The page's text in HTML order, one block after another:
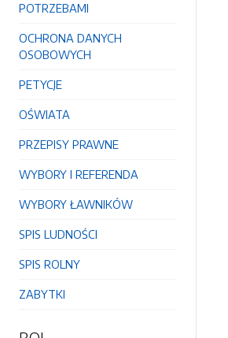
POTRZEBAMI
OCHRONA DANYCH
OSOBOWYCH
PETYCJE
OŚWIATA
PRZEPISY PRAWNE
WYBORY I REFERENDA
WYBORY ŁAWNIKÓW
SPIS LUDNOŚCI
SPIS ROLNY
ZABYTKI